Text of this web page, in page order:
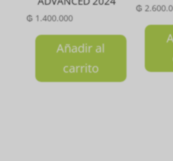
₲1.400.000
Añadir al
carrito
₲